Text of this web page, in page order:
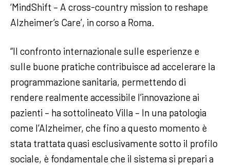
‘MindShift – A cross-country mission to reshape
Alzheimer’s Care’, in corso a Roma.
“Il confronto internazionale sulle esperienze e
sulle buone pratiche contribuisce ad accelerare la
programmazione sanitaria, permettendo di
rendere realmente accessibile l’innovazione ai
pazienti – ha sottolineato Villa – In una patologia
come l’Alzheimer, che fino a questo momento è
stata trattata quasi esclusivamente sotto il profilo
sociale, è fondamentale che il sistema si prepari a